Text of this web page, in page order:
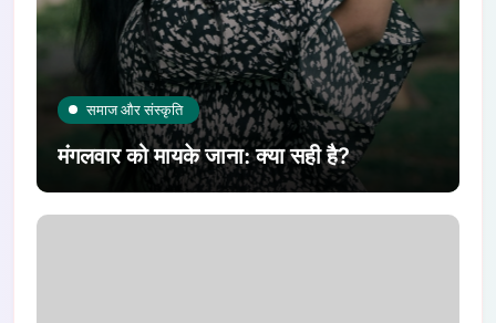
समाज और संस्कृति
मंगलवार को मायके जाना: क्या सही है?